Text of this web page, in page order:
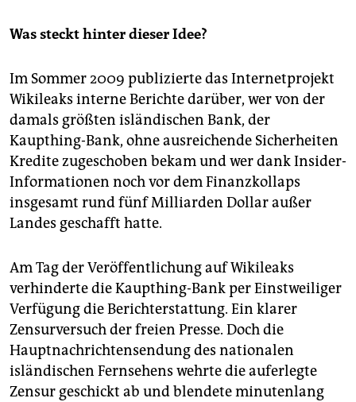
Was steckt hinter dieser Idee?
Im Sommer 2009 publizierte das Internetprojekt
Wikileaks interne Berichte darüber, wer von der
damals größten isländischen Bank, der
Kaupthing-Bank, ohne ausreichende Sicherheiten
Kredite zugeschoben bekam und wer dank Insider-
Informationen noch vor dem Finanzkollaps
insgesamt rund fünf Milliarden Dollar außer
Landes geschafft hatte.
Am Tag der Veröffentlichung auf Wikileaks
verhinderte die Kaupthing-Bank per Einstweiliger
Verfügung die Berichterstattung. Ein klarer
Zensurversuch der freien Presse. Doch die
Hauptnachrichtensendung des nationalen
isländischen Fernsehens wehrte die auferlegte
Zensur geschickt ab und blendete minutenlang